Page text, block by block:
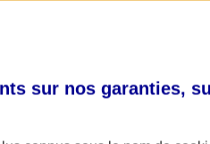
sur nos garanties,